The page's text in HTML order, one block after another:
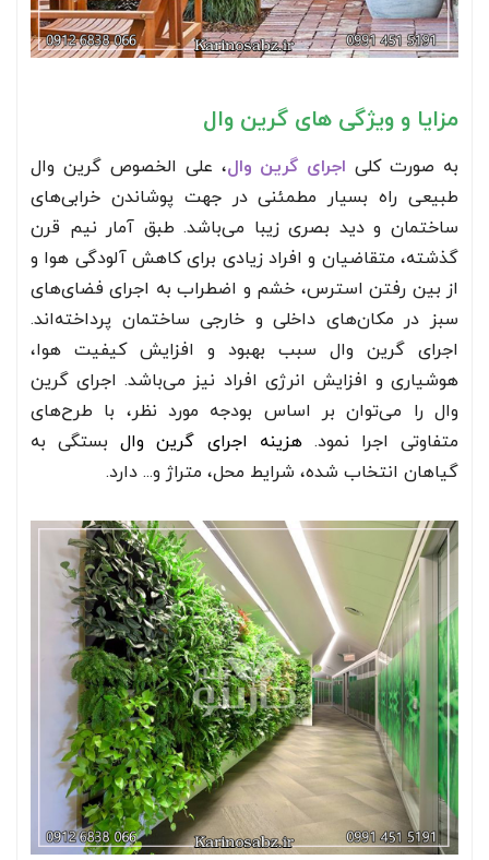
مزایا و ویژگی های گرین وال
به صورت کلی اجرای گرین وال، علی الخصوص گرین وال
طبیعی راه بسیار مطمئنی در جهت پوشاندن خرابی‌های
ساختمان و دید بصری زیبا می‌باشد. طبق آمار نیم قرن
گذشته، متقاضیان و افراد زیادی برای کاهش آلودگی هوا و
از بین رفتن استرس، خشم و اضطراب به اجرای فضای‌های
سبز در مکان‌های داخلی و خارجی ساختمان پرداخته‌اند.
اجرای گرین وال سبب بهبود و افزایش کیفیت هوا،
هوشیاری و افزایش انرژی افراد نیز می‌باشد. اجرای گرین
وال را می‌توان بر اساس بودجه مورد نظر، با طرح‌های
متفاوتی اجرا نمود.هزینه اجرای گرین وال بستگی به
گیاهان انتخاب شده، شرایط محل، متراژ و... دارد.